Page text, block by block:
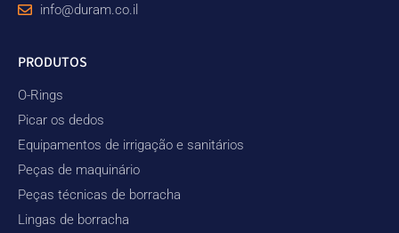
info@duram.co.il
PRODUTOS
O-Rings
Picar os dedos
Equipamentos de irrigação e sanitários
Peças de maquinário
Peças técnicas de borracha
Lingas de borracha